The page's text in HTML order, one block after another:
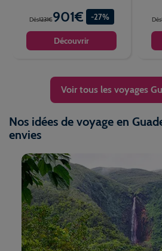
Dès1231€901€ -27%
Découvrir
Dès
Voir tous les voyages
Nos idées de voyage en
envies